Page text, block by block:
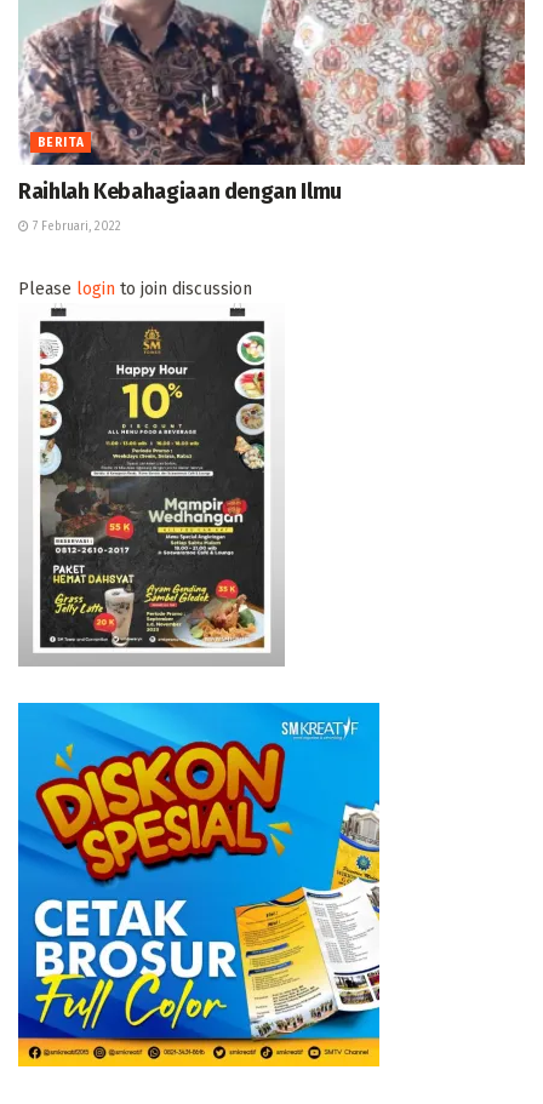
BERITA
Raihlah Kebahagiaan dengan Ilmu
7 Februari, 2022
Please login to join discussion